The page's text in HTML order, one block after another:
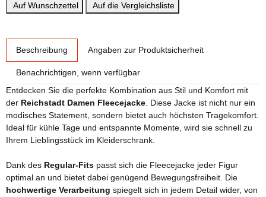
Auf Wunschzettel
Auf die Vergleichsliste
Beschreibung Angaben zur Produktsicherheit
Benachrichtigen, wenn verfügbar
Entdecken Sie die perfekte Kombination aus Stil und Komfort mit
der Reichstadt Damen Fleecejacke . Diese Jacke ist nicht nur ein
modisches Statement, sondern bietet auch höchsten Tragekomfort.
Ideal für kühle Tage und entspannte Momente, wird sie schnell zu
Ihrem Lieblingsstück im Kleiderschrank.
Dank des Regular-Fits passt sich die Fleecejacke jeder Figur
optimal an und bietet dabei genügend Bewegungsfreiheit. Die
hochwertige Verarbeitung spiegelt sich in jedem Detail wider, von